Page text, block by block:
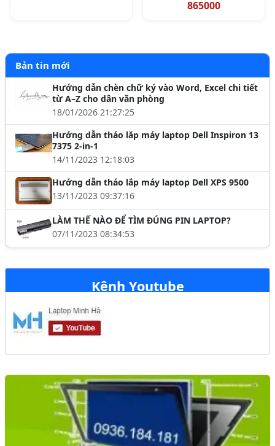
865000
Bản tin mới
Hướng dẫn chèn chữ ký vào Word, Excel chi tiết
từ A–Z cho dân văn phòng
18/01/2026 21:27:25
Hướng dẫn tháo lắp máy laptop Dell Inspiron 13
7375 2-in-1
14/11/2023 12:18:03
Hướng dẫn tháo lắp máy laptop Dell XPS 9500
13/11/2023 09:37:16
LÀM THẾ NÀO ĐỂ TÌM ĐÚNG PIN LAPTOP?
07/11/2023 08:34:53
Kênh Youtube